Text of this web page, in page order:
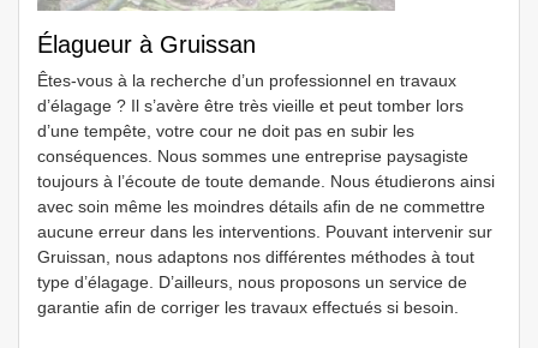
Élagueur à Gruissan
Êtes-vous à la recherche d’un professionnel en travaux
d’élagage ? Il s’avère être très vieille et peut tomber lors
d’une tempête, votre cour ne doit pas en subir les
conséquences. Nous sommes une entreprise paysagiste
toujours à l’écoute de toute demande. Nous étudierons ainsi
avec soin même les moindres détails afin de ne commettre
aucune erreur dans les interventions. Pouvant intervenir sur
Gruissan, nous adaptons nos différentes méthodes à tout
type d’élagage. D’ailleurs, nous proposons un service de
garantie afin de corriger les travaux effectués si besoin.